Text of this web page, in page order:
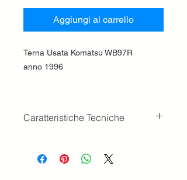
Aggiungi al carrello
Terna Usata Komatsu WB97R
anno 1996
Caratteristiche Tecniche
Pneumatici standard